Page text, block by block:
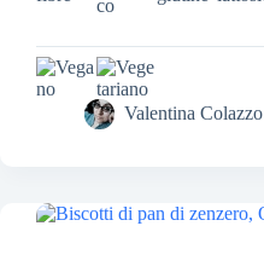
Valentina Colazzo